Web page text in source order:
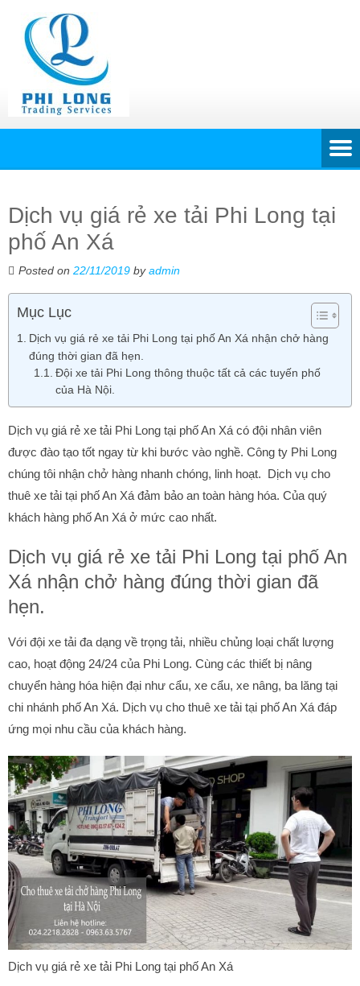
Dịch vụ giá rẻ xe tải Phi Long tại
phố An Xá
Posted on 22/11/2019 byadmin
Mục Lục
Dịch vụ giá rẻ xe tải Phi Long tại phố An Xá nhận chở hàng
đúng thời gian đã hẹn.
Đội xe tải Phi Long thông thuộc tất cả các tuyến phố
của Hà Nội.
Dịch vụ giá rẻ xe tải Phi Long tại phố An Xá có đội nhân viên
được đào tạo tốt ngay từ khi bước vào nghề. Công ty Phi Long
chúng tôi nhận chở hàng nhanh chóng, linh hoạt. Dịch vụ cho
thuê xe tải tại phố An Xá đảm bảo an toàn hàng hóa. Của quý
khách hàng phố An Xá ở mức cao nhất.
Dịch vụ giá rẻ xe tải Phi Long tại phố An
Xá nhận chở hàng đúng thời gian đã
hẹn.
Với đội xe tải đa dạng về trọng tải, nhiều chủng loại chất lượng
cao, hoạt động 24/24 của Phi Long. Cùng các thiết bị nâng
chuyển hàng hóa hiện đại như cẩu, xe cẩu, xe nâng, ba lăng tại
chi nhánh phố An Xá. Dịch vụ cho thuê xe tải tại phố An Xá đáp
ứng mọi nhu cầu của khách hàng.
Dịch vụ giá rẻ xe tải Phi Long tại phố An Xá